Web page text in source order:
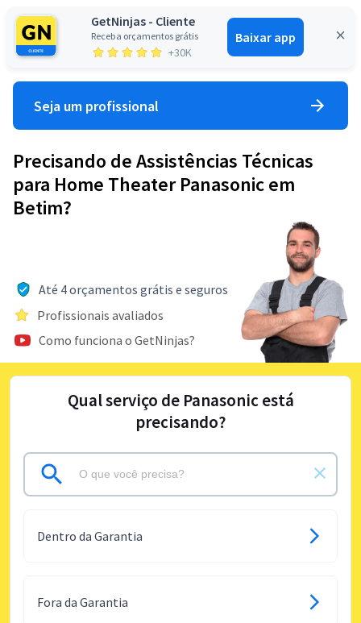
GetNinjas - Cliente
Receba orçamentos grátis
+30K
Baixar app
Entrar
Seja um profissional
Precisando de Assistências Técnicas
para Home Theater Panasonic em
Betim?
Até 4 orçamentos grátis e seguros
Profissionais avaliados
Como funciona o GetNinjas?
Qual serviço de Panasonic está
precisando?
Dentro da Garantia
Fora da Garantia